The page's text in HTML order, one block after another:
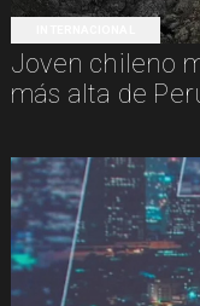
Joven chileno
más alta de